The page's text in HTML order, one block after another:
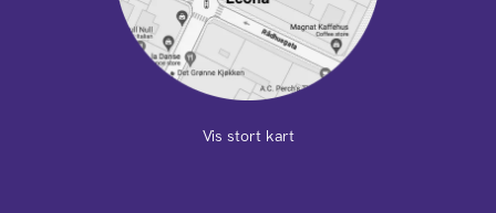
Vis stort kart